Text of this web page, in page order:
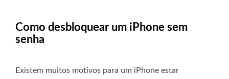
Como desbloquear um iPhone sem
senha
Existem muitos motivos para um iPhone estar